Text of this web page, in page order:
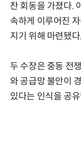
찬 회동을 가졌다.
속하게 이루어진
지기 위해 마련됐다.
두 수장은 중동 전
와 공급망 불안이
있다는 인식을 공